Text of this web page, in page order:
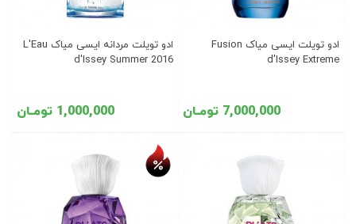
ادو تویلت ایسی میاک Fusion
d'Issey Extreme
7,000,000 تومـان
ادو تویلت مردانه ایسی میاک L'Eau
d'Issey Summer 2016
1,000,000 تومـان